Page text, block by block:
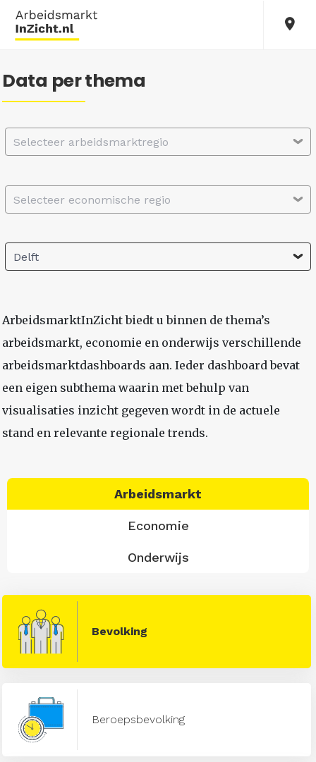
Data per thema
Selecteer arbeidsmarktregio
Selecteer economische regio
Delft
ArbeidsmarktInZicht biedt u binnen de thema’s
arbeidsmarkt, economie en onderwijs verschillende
arbeidsmarktdashboards aan. Ieder dashboard bevat
een eigen subthema waarin met behulp van
visualisaties inzicht gegeven wordt in de actuele
stand en relevante regionale trends.
Arbeidsmarkt
Economie
Onderwijs
Bevolking
Beroepsbevolking